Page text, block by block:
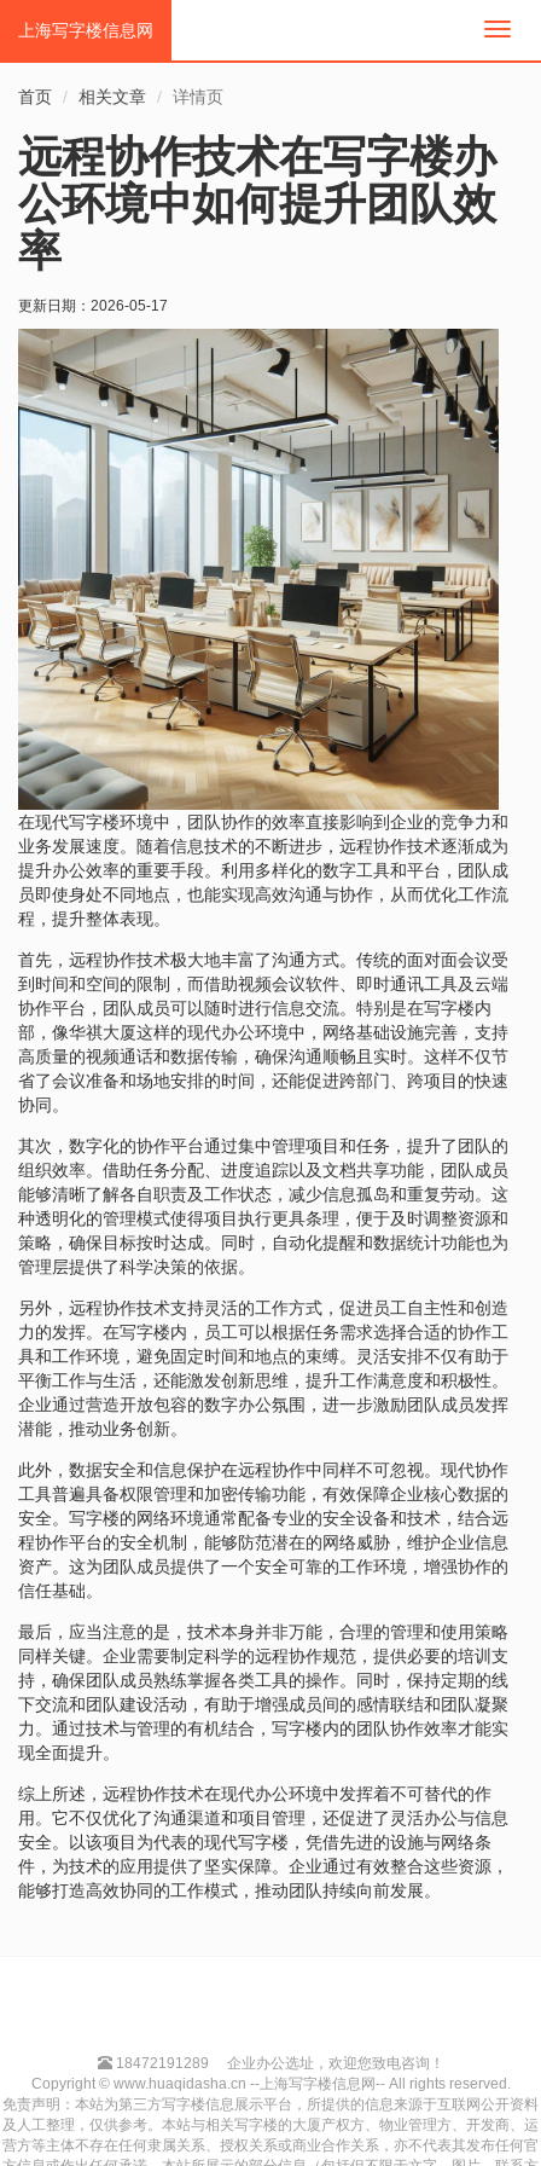
切
上海写字楼信息网
首页 相关文章 详情页
远程协作技术在写字楼办
公环境中如何提升团队效
率
更新日期： 2026-05-17
在现代写字楼环境中，团队协作的效率直接影响到企业的竞争力和
业务发展速度。随着信息技术的不断进步，远程协作技术逐渐成为
提升办公效率的重要手段。利用多样化的数字工具和平台，团队成
员即使身处不同地点，也能实现高效沟通与协作，从而优化工作流
程，提升整体表现。
首先，远程协作技术极大地丰富了沟通方式。传统的面对面会议受
到时间和空间的限制，而借助视频会议软件、即时通讯工具及云端
协作平台，团队成员可以随时进行信息交流。特别是在写字楼内
部，像华祺大厦这样的现代办公环境中，网络基础设施完善，支持
高质量的视频通话和数据传输，确保沟通顺畅且实时。这样不仅节
省了会议准备和场地安排的时间，还能促进跨部门、跨项目的快速
协同。
其次，数字化的协作平台通过集中管理项目和任务，提升了团队的
组织效率。借助任务分配、进度追踪以及文档共享功能，团队成员
能够清晰了解各自职责及工作状态，减少信息孤岛和重复劳动。这
种透明化的管理模式使得项目执行更具条理，便于及时调整资源和
策略，确保目标按时达成。同时，自动化提醒和数据统计功能也为
管理层提供了科学决策的依据。
另外，远程协作技术支持灵活的工作方式，促进员工自主性和创造
力的发挥。在写字楼内，员工可以根据任务需求选择合适的协作工
具和工作环境，避免固定时间和地点的束缚。灵活安排不仅有助于
平衡工作与生活，还能激发创新思维，提升工作满意度和积极性。
企业通过营造开放包容的数字办公氛围，进一步激励团队成员发挥
潜能，推动业务创新。
此外，数据安全和信息保护在远程协作中同样不可忽视。现代协作
工具普遍具备权限管理和加密传输功能，有效保障企业核心数据的
安全。写字楼的网络环境通常配备专业的安全设备和技术，结合远
程协作平台的安全机制，能够防范潜在的网络威胁，维护企业信息
资产。这为团队成员提供了一个安全可靠的工作环境，增强协作的
信任基础。
最后，应当注意的是，技术本身并非万能，合理的管理和使用策略
同样关键。企业需要制定科学的远程协作规范，提供必要的培训支
持，确保团队成员熟练掌握各类工具的操作。同时，保持定期的线
下交流和团队建设活动，有助于增强成员间的感情联结和团队凝聚
力。通过技术与管理的有机结合，写字楼内的团队协作效率才能实
现全面提升。
综上所述，远程协作技术在现代办公环境中发挥着不可替代的作
用。它不仅优化了沟通渠道和项目管理，还促进了灵活办公与信息
安全。以该项目为代表的现代写字楼，凭借先进的设施与网络条
件，为技术的应用提供了坚实保障。企业通过有效整合这些资源，
能够打造高效协同的工作模式，推动团队持续向前发展。
18472191289
企业办公选址，欢迎您致电咨询！
Copyright © www.huaqidasha.cn --上海写字楼信息网-- All rights reserved.
免责声明：本站为第三方写字楼信息展示平台，所提供的信息来源于互联网公开资料
及人工整理，仅供参考。本站与相关写字楼的大厦产权方、物业管理方、开发商、运
营方等主体不存在任何隶属关系、授权关系或商业合作关系，亦不代表其发布任何官